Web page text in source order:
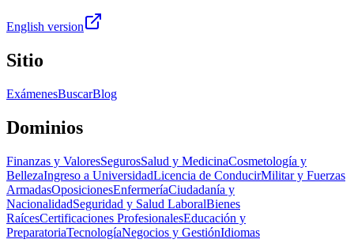
English version
Sitio
ExámenesBuscarBlog
Dominios
Finanzas y ValoresSegurosSalud y MedicinaCosmetología y
BellezaIngreso a UniversidadLicencia de ConducirMilitar y Fuerzas
ArmadasOposicionesEnfermeríaCiudadanía y
NacionalidadSeguridad y Salud LaboralBienes
RaícesCertificaciones ProfesionalesEducación y
PreparatoriaTecnologíaNegocios y GestiónIdiomas